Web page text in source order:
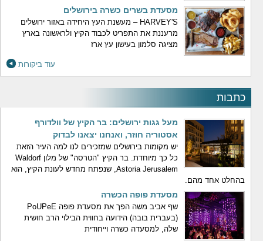
מסעדת בשרים כשרה בירושלים
HARVEY'S – מעשנת העץ היחידה באזור ירושלים
מרעננת את התפריט לכבוד הקיץ ולראשונה בארץ
מציגה סלמון בעישון עץ ארז
עוד ביקורות
כתבות
מעל גגות ירושלים: בר הקיץ של וולדורף
אסטוריה חוזר, ואנחנו יצאנו לבדוק
יש מקומות בירושלים שמזכירים לנו למה העיר הזאת
כל כך מיוחדת. בר הקיץ "הטרסה" של מלון Waldorf
Astoria Jerusalem, שנפתח מחדש לעונת הקיץ, הוא
בהחלט אחד מהם.
מסעדת פופה הכשרה
שף אביב משה הפך את מסעדת פופה PoUPeE
(בעברית בובה) הידועה בחווית הבילוי הרב חושית
שלה, למסעדה כשרה וייחודית